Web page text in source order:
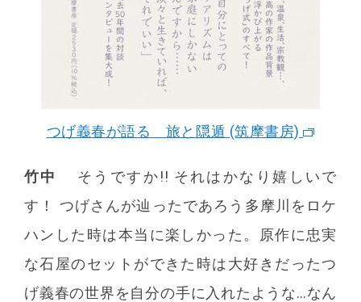
つげ義春が語る 旅と隠遁 (筑摩書房)
竹中
そうですか!! それはかなり嬉しいで
す！ つげさんが辿ったであろう多摩川をロケ
ハンした時は本当に楽しかった。原作に忠実
な石屋のセットができた時は大好きだったつ
げ義春の世界を自分の手に入れたような…なん